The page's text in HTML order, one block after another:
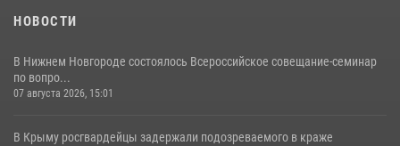
НОВОСТИ
В Нижнем Новгороде состоялось Всероссийское совещание-семинар
по вопро...
07 августа 2026, 15:01
В Крыму росгвардейцы задержали подозреваемого в краже